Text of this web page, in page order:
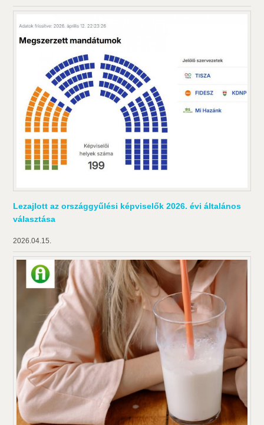
Lezajlott az országgyűlési képviselők 2026. évi általános
választása
2026.04.15.